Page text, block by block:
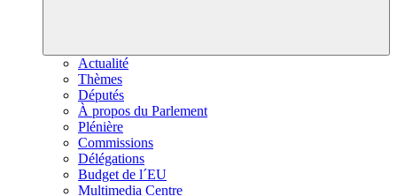
Actualité
Thèmes
Députés
À propos du Parlement
Plénière
Commissions
Délégations
Budget de l´EU
Multimedia Centre